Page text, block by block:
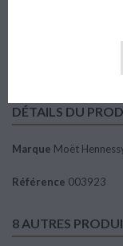
DÉTAILS DU
Marque Moët
Référence 003923
8 AUTRES